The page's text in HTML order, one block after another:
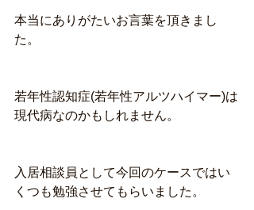
本当にありがたいお言葉を頂きまし
た。
若年性認知症(若年性アルツハイマー)は
現代病なのかもしれません。
入居相談員として今回のケースではい
くつも勉強させてもらいました。